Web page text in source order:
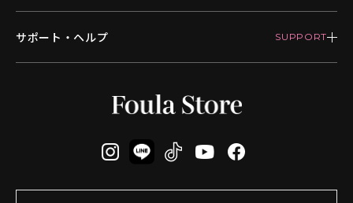
サポート・ヘルプ